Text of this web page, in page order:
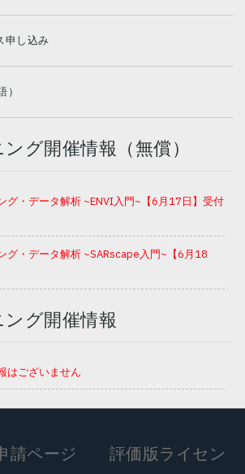
申し込み
グ開催情報（無償）
グ・データ解析 ~ENVI入門~【6月17日】受付
グ・データ解析 ~SARscape入門~【6月18
グ開催情報
はございません
請ページ
評価版ライセン